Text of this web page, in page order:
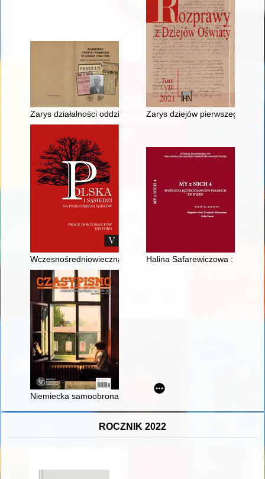
Zarys działalności oddziału Henryka Siwonia "Ruczaja"
Zarys dziejów pierwszego
Wczesnośredniowieczna żegluga Słowian w świetle źródeł
Halina Safarewiczowa :
Niemiecka samoobrona Górnego Śląska (Selbstschutz OS)
ROCZNIK 2022